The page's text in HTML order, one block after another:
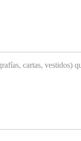
cartas, vestidos)